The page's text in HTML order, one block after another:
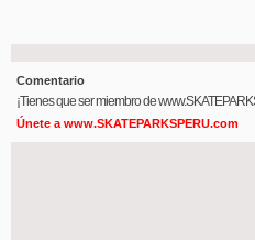
Comentario
¡Tienes que ser miembro de
Únete a www.SKATEPARKSPERU.com